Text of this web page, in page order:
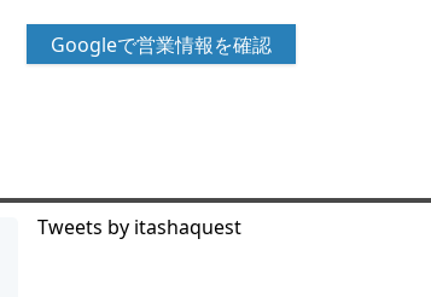
Googleで営業情報を確認
Tweets by itashaquest